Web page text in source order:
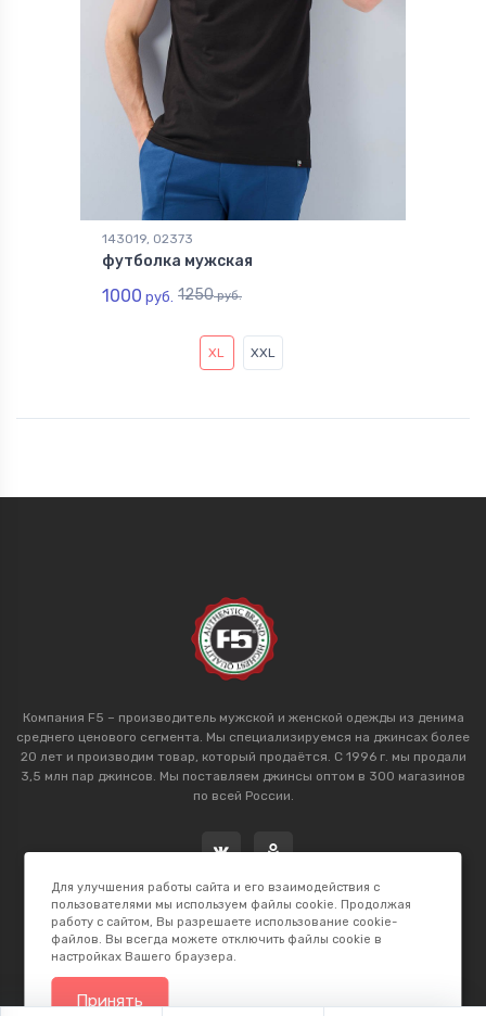
143019, 02373
футболка мужская
1000 руб. 1250руб.
XL XXL
Компания F5 – производитель мужской и женской одежды из денима
среднего ценового сегмента. Мы специализируемся на джинсах более
20 лет и производим товар, который продаётся. С 1996 г. мы продали
3,5 млн пар джинсов. Мы поставляем джинсы оптом в 300 магазинов
по всей России.
Для улучшения работы сайта и его взаимодействия с
пользователями мы используем файлы cookie. Продолжая
работу с сайтом, Вы разрешаете использование cookie-
файлов. Вы всегда можете отключить файлы cookie в
настройках Вашего браузера.
Принять